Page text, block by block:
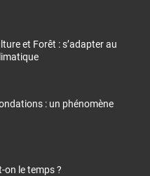
et Forêt : s’adapter au
: un phénomène
on le temps ?